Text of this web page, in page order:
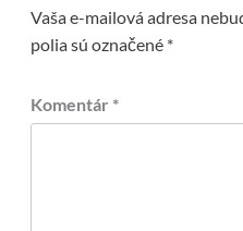
Vaša e-mailová adresa
polia sú označené *
Komentár *